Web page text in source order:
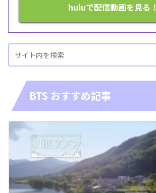
huluで配信動画を見る！
BTS おすすめ記事